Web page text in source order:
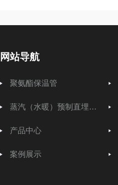
网站导航
聚氨酯保温管
蒸汽（水暖）预制直埋保温管
产品中心
案例展示